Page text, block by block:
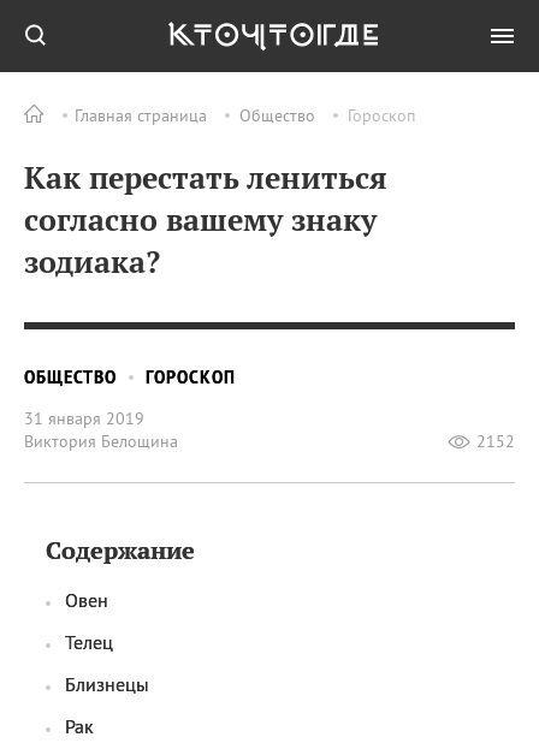
Главная страница Общество Гороскоп
Как перестать лениться
согласно вашему знаку
зодиака?
ОБЩЕСТВО
ГОРОСКОП
31 января 2019
Виктория Белощина
2152
Содержание
Овен
Телец
Близнецы
Рак